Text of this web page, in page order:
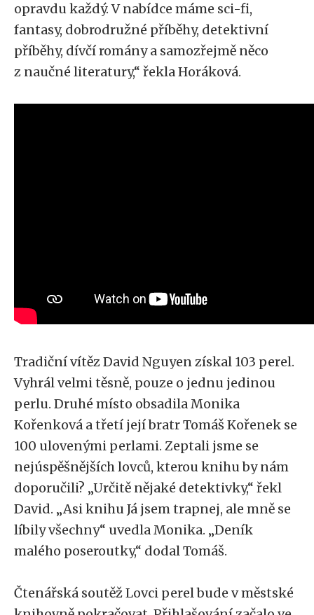
opravdu každý. V nabídce máme sci-fi,
fantasy, dobrodružné příběhy, detektivní
příběhy, dívčí romány a samozřejmě něco
z naučné literatury,“ řekla Horáková.
Tradiční vítěz David Nguyen získal 103 perel.
Vyhrál velmi těsně, pouze o jednu jedinou
perlu. Druhé místo obsadila Monika
Kořenková a třetí její bratr Tomáš Kořenek se
100 ulovenými perlami. Zeptali jsme se
nejúspěšnějších lovců, kterou knihu by nám
doporučili? „Určitě nějaké detektivky,“ řekl
David. „Asi knihu Já jsem trapnej, ale mně se
líbily všechny“ uvedla Monika. „Deník
malého poseroutky,“ dodal Tomáš.
Čtenářská soutěž Lovci perel bude v městské